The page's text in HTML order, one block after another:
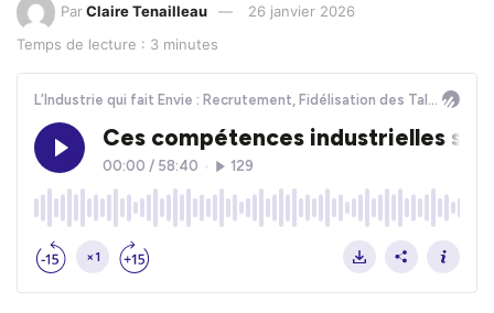
Par Claire Tenailleau
26 janvier 2026
Temps de lecture : 3 minutes